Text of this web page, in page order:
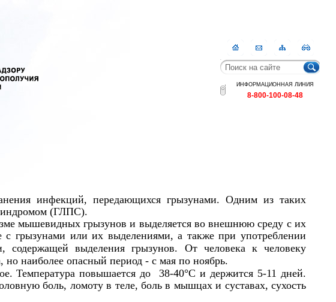
ГлавнаяКонтактыКарта
сайта
RSS
ИНФОРМАЦИОННАЯ ЛИНИЯ
8-800-100-08-48
инфекций, передающихся грызунами. Одним из таких
синдромом (ГЛПС).
мышевидных грызунов и выделяется во внешнюю среду с их
с грызунами или их выделениями, а также при употреблении
выделения грызунов. От человека к человеку
но наиболее опасный период - с мая по ноябрь.
Температура повышается до 38-40°С и держится 5-11 дней.
боль, ломоту в теле, боль в мышцах и суставах, сухость